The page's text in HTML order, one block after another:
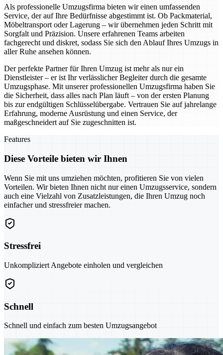
Als professionelle Umzugsfirma bieten wir einen umfassenden
Service, der auf Ihre Bedürfnisse abgestimmt ist. Ob Packmaterial,
Möbeltransport oder Lagerung – wir übernehmen jeden Schritt mit
Sorgfalt und Präzision. Unsere erfahrenen Teams arbeiten
fachgerecht und diskret, sodass Sie sich den Ablauf Ihres Umzugs in
aller Ruhe ansehen können.
Der perfekte Partner für Ihren Umzug ist mehr als nur ein
Dienstleister – er ist Ihr verlässlicher Begleiter durch die gesamte
Umzugsphase. Mit unserer professionellen Umzugsfirma haben Sie
die Sicherheit, dass alles nach Plan läuft – von der ersten Planung
bis zur endgültigen Schlüsselübergabe. Vertrauen Sie auf jahrelange
Erfahrung, moderne Ausrüstung und einen Service, der
maßgeschneidert auf Sie zugeschnitten ist.
Features
Diese Vorteile bieten wir Ihnen
Wenn Sie mit uns umziehen möchten, profitieren Sie von vielen
Vorteilen. Wir bieten Ihnen nicht nur einen Umzugsservice, sondern
auch eine Vielzahl von Zusatzleistungen, die Ihren Umzug noch
einfacher und stressfreier machen.
Stressfrei
Unkompliziert Angebote einholen und vergleichen
Schnell
Schnell und einfach zum besten Umzugsangebot